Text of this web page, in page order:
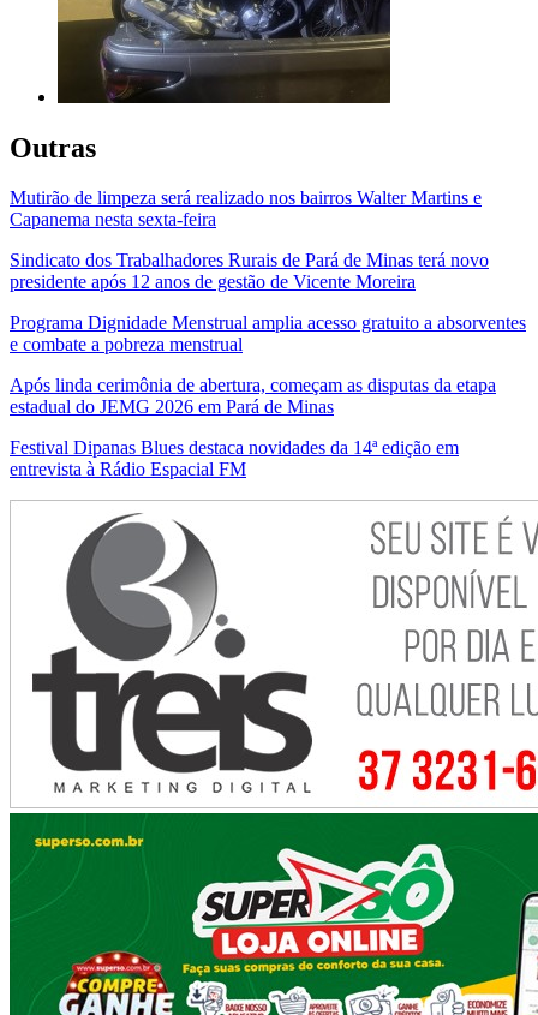
Outras
Mutirão de limpeza será realizado nos bairros Walter Martins e
Capanema nesta sexta-feira
Sindicato dos Trabalhadores Rurais de Pará de Minas terá novo
presidente após 12 anos de gestão de Vicente Moreira
Programa Dignidade Menstrual amplia acesso gratuito a absorventes
e combate a pobreza menstrual
Após linda cerimônia de abertura, começam as disputas da etapa
estadual do JEMG 2026 em Pará de Minas
Festival Dipanas Blues destaca novidades da 14ª edição em
entrevista à Rádio Espacial FM